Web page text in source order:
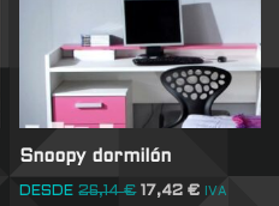
Snoopy dormilón
DESDE 26,14€ 17,42€ IVA